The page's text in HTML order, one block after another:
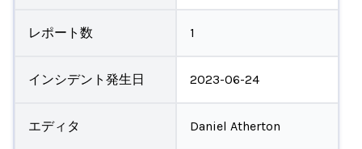
レポート数 1
インシデント発生日 2023-06-24
エディタ Daniel Atherton